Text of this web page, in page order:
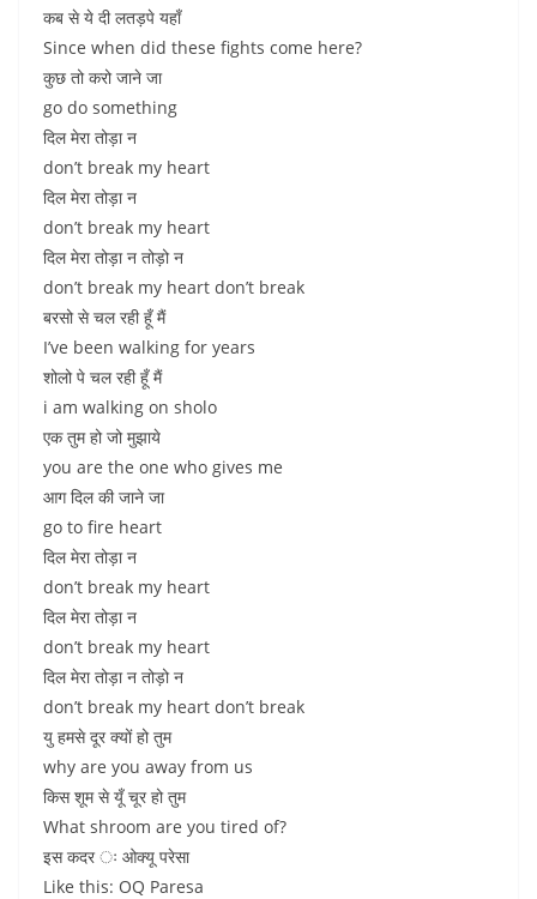
कब से ये दी लतड़पे यहाँ
Since when did these fights come here?
कुछ तो करो जाने जा
go do something
दिल मेरा तोड़ा न
don’t break my heart
दिल मेरा तोड़ा न
don’t break my heart
दिल मेरा तोड़ा न तोड़ो न
don’t break my heart don’t break
बरसो से चल रही हूँ मैं
I’ve been walking for years
शोलो पे चल रही हूँ मैं
i am walking on sholo
एक तुम हो जो मुझाये
you are the one who gives me
आग दिल की जाने जा
go to fire heart
दिल मेरा तोड़ा न
don’t break my heart
दिल मेरा तोड़ा न
don’t break my heart
दिल मेरा तोड़ा न तोड़ो न
don’t break my heart don’t break
यु हमसे दूर क्यों हो तुम
why are you away from us
किस शूम से यूँ चूर हो तुम
What shroom are you tired of?
इस कदर ः ओक्यू परेसा
Like this: OQ Paresa